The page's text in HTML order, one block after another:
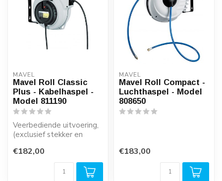
MAVEL
Mavel Roll Classic
Plus - Kabelhaspel -
Model 811190
Veerbediende uitvoering,
(exclusief stekker en
€182,00
MAVEL
Mavel Roll Compact -
Luchthaspel - Model
808650
€183,00